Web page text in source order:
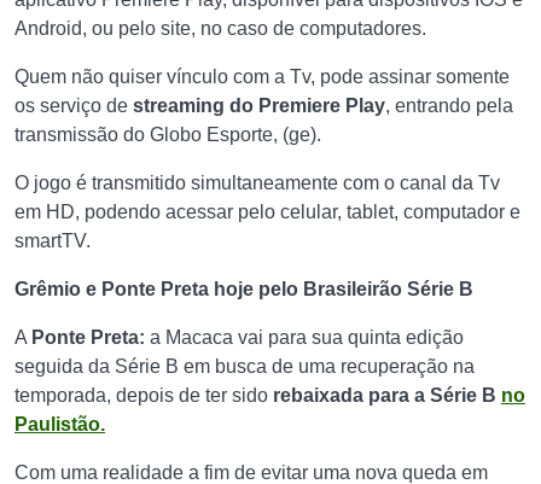
Android, ou pelo site, no caso de computadores.
Quem não quiser vínculo com a Tv, pode assinar somente
os serviço de streaming do Premiere Play, entrando pela
transmissão do Globo Esporte, (ge).
O jogo é transmitido simultaneamente com o canal da Tv
em HD, podendo acessar pelo celular, tablet, computador e
smartTV.
Grêmio e Ponte Preta hoje pelo Brasileirão Série B
A Ponte Preta: a Macaca vai para sua quinta edição
seguida da Série B em busca de uma recuperação na
temporada, depois de ter sido rebaixada para a Série B no
Paulistão.
Com uma realidade a fim de evitar uma nova queda em